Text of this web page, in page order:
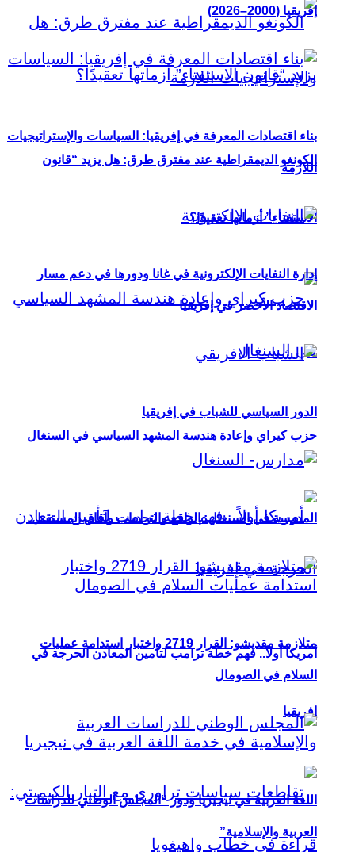
الكونغو الديمقراطية عند مفترق طرق: هل يزيد “قانون
الاستفتاء” أزماتها تعقيدًا؟
حزب كيراي وإعادة هندسة المشهد السياسي في السنغال
أمريكا أولاً.. فهم خطة ترامب لتأمين المعادن الحرجة في
إفريقيا
إفريقيا (2000–2026)
بناء اقتصادات المعرفة في إفريقيا: السياسات والإستراتيجيات
اللازمة
إدارة النفايات الإلكترونية في غانا ودورها في دعم مسار
الاقتصاد الأخضر في إفريقيا
الدور السياسي للشباب في إفريقيا
المدرسة في السنغال: الواقع والتحديات وآفاق المستقبل
متلازمة مقديشو: القرار 2719 واختبار استدامة عمليات
السلام في الصومال
اللغة العربية في نيجيريا ودور “المجلس الوطني للدراسات
العربية والإسلامية”